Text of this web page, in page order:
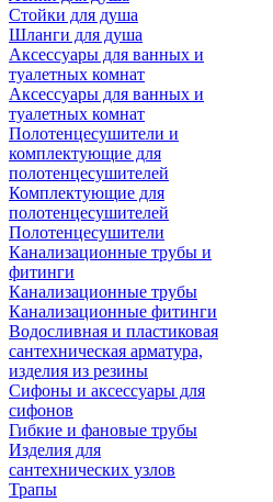
Стойки для душа
Шланги для душа
Аксессуары для ванных и
туалетных комнат
Аксессуары для ванных и
туалетных комнат
Полотенцесушители и
комплектующие для
полотенцесушителей
Комплектующие для
полотенцесушителей
Полотенцесушители
Канализационные трубы и
фитинги
Канализационные трубы
Канализационные фитинги
Водосливная и пластиковая
сантехническая арматура,
изделия из резины
Сифоны и аксессуары для
сифонов
Гибкие и фановые трубы
Изделия для
сантехнических узлов
Трапы